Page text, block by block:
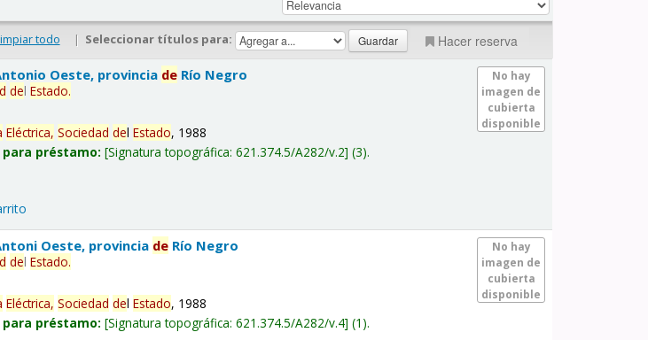
todo | Seleccionar títulos para: Hacer reserva
No hay
imagen de
cubierta
disponible
Oeste, provincia de Río Negro
delEstado.
Eléctrica, Sociedad delEstado, 1988
para préstamo: Signatura topográfica:621.374.5/A282/v.2 (3).
No hay
imagen de
cubierta
disponible
Oeste, provincia de Río Negro
delEstado.
Eléctrica, Sociedad delEstado, 1988
para préstamo: Signatura topográfica:621.374.5/A282/v.4 (1).